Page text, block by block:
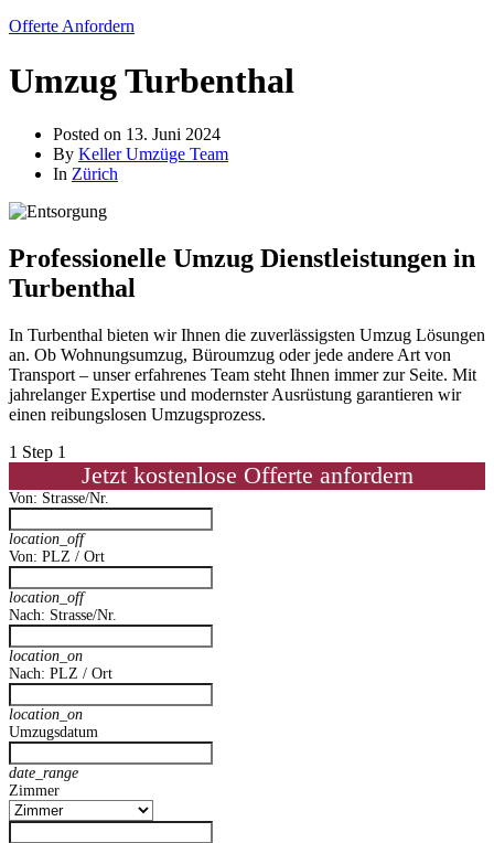
Offerte Anfordern
Umzug Turbenthal
Posted on 13. Juni 2024
By Keller Umzüge Team
In Zürich
Professionelle Umzug Dienstleistungen in
Turbenthal
In Turbenthal bieten wir Ihnen die zuverlässigsten Umzug Lösungen
an. Ob Wohnungsumzug, Büroumzug oder jede andere Art von
Transport – unser erfahrenes Team steht Ihnen immer zur Seite. Mit
jahrelanger Expertise und modernster Ausrüstung garantieren wir
einen reibungslosen Umzugsprozess.
1 Step 1
Jetzt kostenlose Offerte anfordern
Von: Strasse/Nr.
location_off
Von: PLZ / Ort
location_off
Nach: Strasse/Nr.
location_on
Nach: PLZ / Ort
location_on
Umzugsdatum
date_range
Zimmer